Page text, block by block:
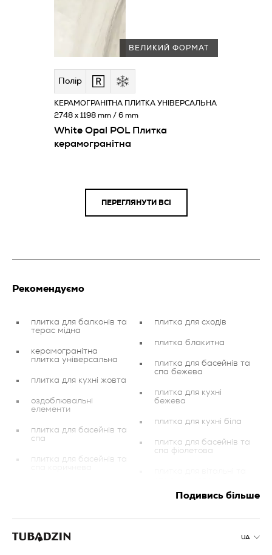
ВЕЛИКИЙ ФОРМАТ
Полір
White Opal POL Плитка
керамогранітна
КЕРАМОГРАНІТНА ПЛИТКА УНІВЕРСАЛЬНА
2748 x 1198 mm / 6 mm
ПЕРЕГЛЯНУТИ ВСІ
Рекомендуємо
плитка для балконів та
терас мідна
керамогранітна
плитка універсальна
плитка для кухні жовта
оздоблювальні
елементи
плитка для басейнів та
спа
плитка для басейнів та
декорації
плитка біла
плитка для сходів
плитка блакитна
плитка для басейнів та
спа бежева
плитка для кухні
бежева
плитка для кухні біла
плитка для басейнів та
спа фіолетова
плитка для кухні
Подивись більше
UA